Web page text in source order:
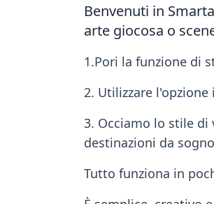
Benvenuti in
arte giocosa o
1.Pori la funzione di
2. Utilizzare
3. Occiamo lo stile
destinazioni da
Tutto funziona in